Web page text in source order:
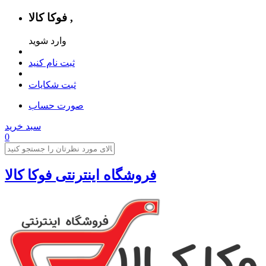
فوکا کالا ,
وارد شوید
ثبت نام کنید
ثبت شکایات
صورت حساب
سبد خرید
0
فروشگاه اینترنتی فوکا کالا